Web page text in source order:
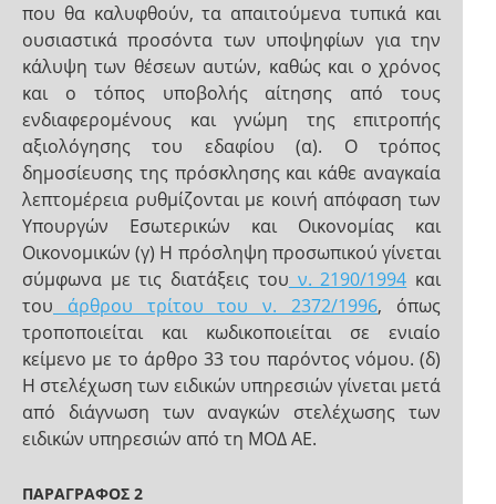
που θα καλυφθούν, τα απαιτούμενα τυπικά και
ουσιαστικά προσόντα των υποψηφίων για την
κάλυψη των θέσεων αυτών, καθώς και ο χρόνος
και ο τόπος υποβολής αίτησης από τους
ενδιαφερομένους και γνώμη της επιτροπής
αξιολόγησης του εδαφίου (α). Ο τρόπος
δημοσίευσης της πρόσκλησης και κάθε αναγκαία
λεπτομέρεια ρυθμίζονται με κοινή απόφαση των
Υπουργών Εσωτερικών και Οικονομίας και
Οικονομικών (γ) Η πρόσληψη προσωπικού γίνεται
σύμφωνα με τις διατάξεις του ν. 2190/1994 και
του άρθρου τρίτου του ν. 2372/1996, όπως
τροποποιείται και κωδικοποιείται σε ενιαίο
κείμενο με το άρθρο 33 του παρόντος νόμου. (δ)
Η στελέχωση των ειδικών υπηρεσιών γίνεται μετά
από διάγνωση των αναγκών στελέχωσης των
ειδικών υπηρεσιών από τη ΜΟΔ ΑΕ.
ΠΑΡΑΓΡΑΦΟΣ 2